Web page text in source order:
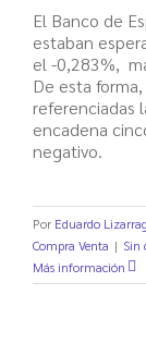
El Banco de
estaban
el -0,283%,
De esta
referenciadas
encadena
negativo.
Por Eduardo
Compra Venta | Sin
Más información